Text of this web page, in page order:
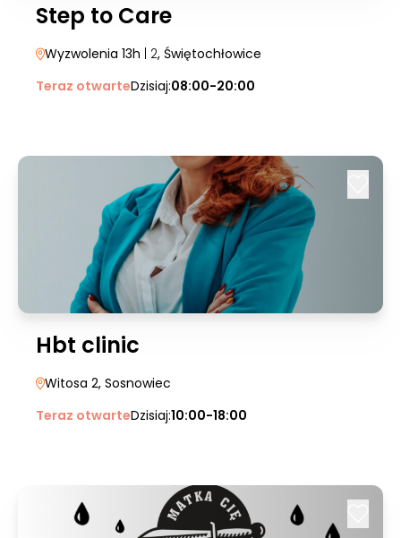
Step to Care
Wyzwolenia 13h | 2, Świętochłowice
Teraz otwarteDzisiaj:08:00-20:00
Hbt clinic
Witosa 2, Sosnowiec
Teraz otwarteDzisiaj:10:00-18:00